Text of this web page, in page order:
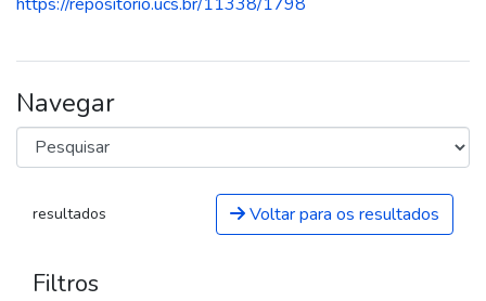
Navegar
resultados Voltar para os resultados
Filtros